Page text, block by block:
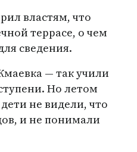
властям, что
террасе, о чем
сведения.
— так учили
Но летом
не видели, что
и не понимали